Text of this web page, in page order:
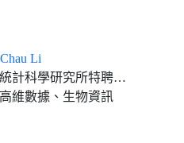
Li
特聘研究員 加州大學洛杉磯分校特聘教授
維數據、生物資訊